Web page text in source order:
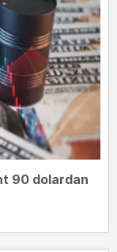
90 dolardan